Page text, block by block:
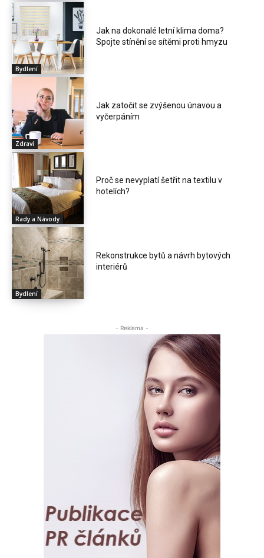
Bydlení
Jak na dokonalé letní klima doma?
Spojte stínění se sítěmi proti hmyzu
Zdraví
Jak zatočit se zvýšenou únavou a
vyčerpáním
Rady a Návody
Proč se nevyplatí šetřit na textilu v
hotelích?
Bydlení
Rekonstrukce bytů a návrh bytových
interiérů
- Reklama -